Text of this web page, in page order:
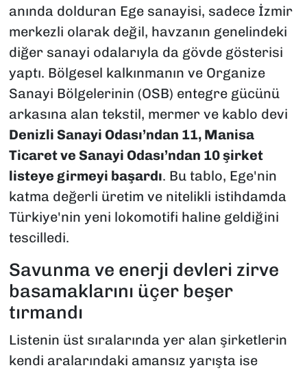
anında dolduran Ege sanayisi, sadece İzmir
merkezli olarak değil, havzanın genelindeki
diğer sanayi odalarıyla da gövde gösterisi
yaptı. Bölgesel kalkınmanın ve Organize
Sanayi Bölgelerinin (OSB) entegre gücünü
arkasına alan tekstil, mermer ve kablo devi
Denizli Sanayi Odası’ndan 11, Manisa
Ticaret ve Sanayi Odası’ndan 10 şirket
listeye girmeyi başardı. Bu tablo, Ege'nin
katma değerli üretim ve nitelikli istihdamda
Türkiye'nin yeni lokomotifi haline geldiğini
tescilledi.
Savunma ve enerji devleri zirve
basamaklarını üçer beşer
tırmandı
Listenin üst sıralarında yer alan şirketlerin
kendi aralarındaki amansız yarışta ise